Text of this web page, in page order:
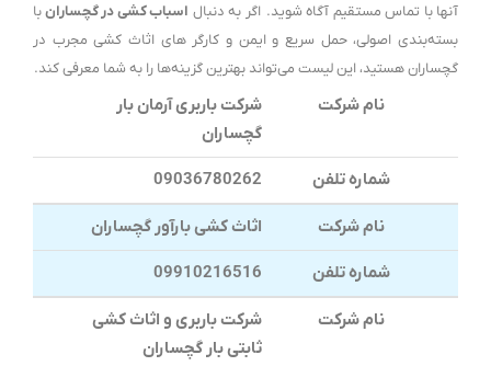
آنها با تماس مستقیم آگاه شوید. اگر به دنبال اسباب کشی در گچسارانبا
بسته‌بندی اصولی، حمل سریع و ایمن و کارگر های اثاث کشی مجرب در
گچساران هستید، این لیست می‌تواند بهترین گزینه‌ها را به شما معرفی کند.
نام شرکت
شرکت باربری آرمان بار
گچساران
شماره تلفن 09036780262
نام شرکت اثاث کشی بارآور گچساران
شماره تلفن 09910216516
نام شرکت
شرکت باربری و اثاث کشی
ثابتی بار گچساران